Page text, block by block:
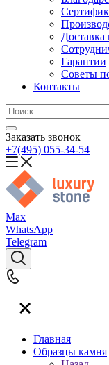
Гарантии
Советы
Контакты
Заказать звонок
+7(495) 055-34-54
Max
WhatsApp
Telegram
Главная
Образцы камня